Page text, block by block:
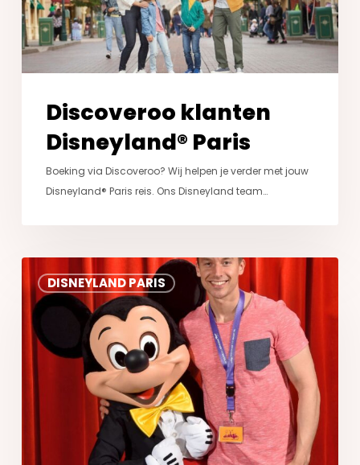
Discoveroo klanten
Disneyland® Paris
Boeking via Discoveroo? Wij helpen je verder met jouw
Disneyland® Paris reis. Ons Disneyland team…
DISNEYLAND PARIS
Disneyland®
Paris
met
DiscoverTheMagic.nl